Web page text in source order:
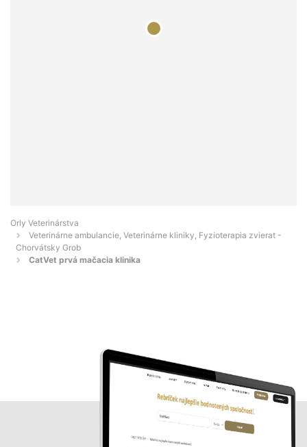
Orly Veterinárstva
Veterinárne ambulancie, Veterinárne kliniky, Fyzioterapia zvierat -
Chorvátsky Grob
CatVet prvá mačacia klinika